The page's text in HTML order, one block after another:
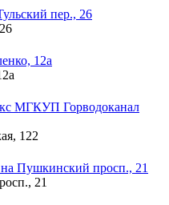
пер., 26
12а
МГКУП Горводоканал
122
Пушкинский просп., 21
21